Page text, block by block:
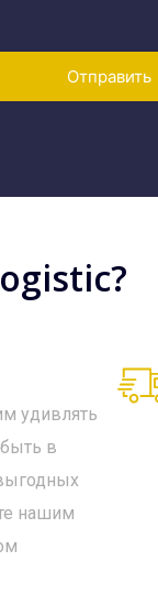
Отправить
удивлять
в
нашим